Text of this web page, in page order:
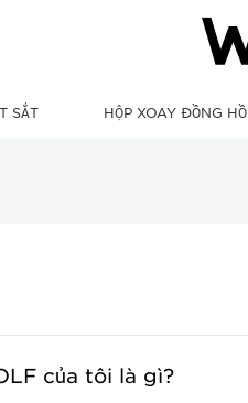
SẮT HỘP XOAY ĐỒNG HỒ
của tôi là gì?